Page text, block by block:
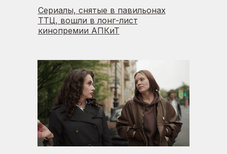
Сериалы, снятые в павильонах
ТТЦ, вошли в лонг-лист
кинопремии АПКиТ